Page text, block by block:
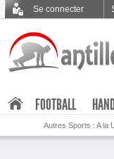
Se connecter
FOOTBALL
Autres Sports : A la